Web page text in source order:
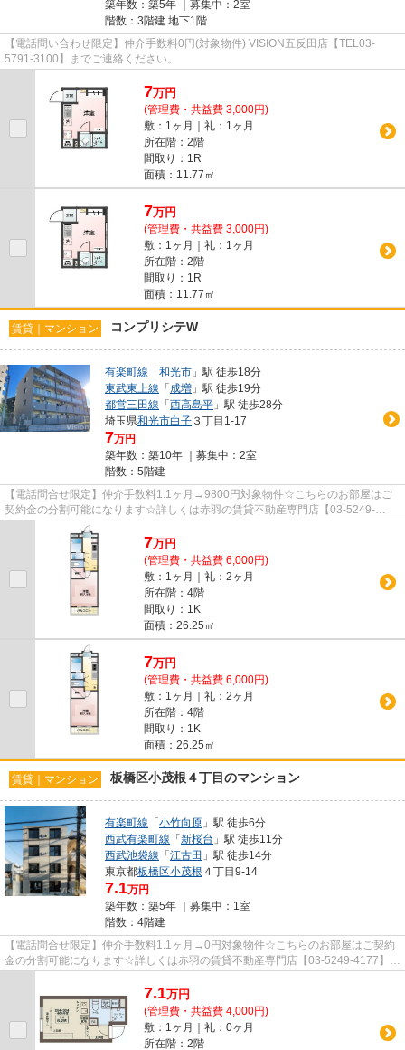
築年数：築5年 ｜募集中： 2室
階数：3階建 地下1階
【電話問い合わせ限定】仲介手数料0円(対象物件) VISION五反田店【TEL03-
5791-3100】までご連絡ください。
7万円
(管理費・共益費 3,000円)
敷：1ヶ月｜礼：1ヶ月
所在階：2階
間取り：1R
面積：11.77㎡
7万円
(管理費・共益費 3,000円)
敷：1ヶ月｜礼：1ヶ月
所在階：2階
間取り：1R
面積：11.77㎡
賃貸｜マンション コンプリシテW
有楽町線 「和光市 」駅 徒歩18分
東武東上線 「成増 」駅 徒歩19分
都営三田線 「西高島平 」駅 徒歩28分
埼玉県和光市白子 ３丁目1-17
7万円
築年数：築10年 ｜募集中： 2室
階数：5階建
【電話問合せ限定】仲介手数料1.1ヶ月→9800円対象物件☆こちらのお部屋はご
契約金の分割可能になります☆詳しくは赤羽の賃貸不動産専門店【03-5249-
4177】VISION赤羽店までご連絡下さい！！
7万円
(管理費・共益費 6,000円)
敷：1ヶ月｜礼：2ヶ月
所在階：4階
間取り：1K
面積：26.25㎡
7万円
(管理費・共益費 6,000円)
敷：1ヶ月｜礼：2ヶ月
所在階：4階
間取り：1K
面積：26.25㎡
賃貸｜マンション 板橋区小茂根４丁目のマンション
有楽町線 「小竹向原 」駅 徒歩6分
西武有楽町線 「新桜台 」駅 徒歩11分
西武池袋線 「江古田 」駅 徒歩14分
東京都板橋区小茂根 ４丁目9-14
7.1万円
築年数：築5年 ｜募集中： 1室
階数：4階建
【電話問合せ限定】仲介手数料1.1ヶ月→0円対象物件☆こちらのお部屋はご契約
金の分割可能になります☆詳しくは赤羽の賃貸不動産専門店【03-5249-4177】
VISION赤羽店までご連絡下さい！！
7.1万円
(管理費・共益費 4,000円)
敷：1ヶ月｜礼：0ヶ月
所在階：2階